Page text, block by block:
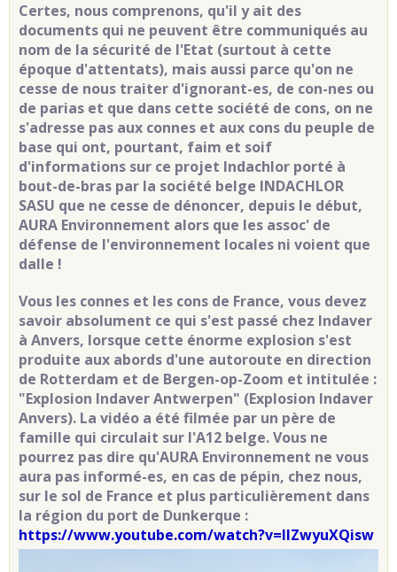
Certes, nous comprenons, qu'il y ait des
documents qui ne peuvent être communiqués au
nom de la sécurité de l'Etat (surtout à cette
époque d'attentats), mais aussi parce qu'on ne
cesse de nous traiter d'ignorant-es, de con-nes ou
de parias et que dans cette société de cons, on ne
s'adresse pas aux connes et aux cons du peuple de
base qui ont, pourtant, faim et soif
d'informations sur ce projet Indachlor porté à
bout-de-bras par la société belge INDACHLOR
SASU que ne cesse de dénoncer, depuis le début,
AURA Environnement alors que les assoc' de
défense de l'environnement locales ni voient que
dalle !
Vous les connes et les cons de France, vous devez
savoir absolument ce qui s'est passé chez Indaver
à Anvers, lorsque cette énorme explosion s'est
produite aux abords d'une autoroute en direction
de Rotterdam et de Bergen-op-Zoom et intitulée :
"Explosion Indaver Antwerpen" (Explosion Indaver
Anvers). La vidéo a été filmée par un père de
famille qui circulait sur l'A12 belge. Vous ne
pourrez pas dire qu'AURA Environnement ne vous
aura pas informé-es, en cas de pépin, chez nous,
sur le sol de France et plus particulièrement dans
la région du port de Dunkerque :
https://www.youtube.com/watch?v=lIZwyuXQisw